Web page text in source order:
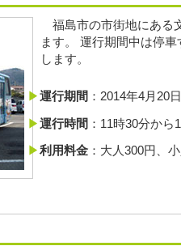
福島市の市街地にある
ます。 運行期間中は停
します。
運行期間 ：2014年4月20
運行時間 ：11時30分から
利用料金 ：大人300円、